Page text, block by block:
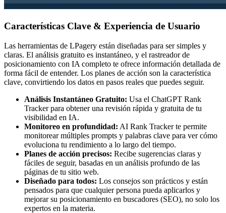
Características Clave & Experiencia de Usuario
Las herramientas de LPagery están diseñadas para ser simples y
claras. El análisis gratuito es instantáneo, y el rastreador de
posicionamiento con IA completo te ofrece información detallada de
forma fácil de entender. Los planes de acción son la característica
clave, convirtiendo los datos en pasos reales que puedes seguir.
Análisis Instantáneo Gratuito: Usa el ChatGPT Rank
Tracker para obtener una revisión rápida y gratuita de tu
visibilidad en IA.
Monitoreo en profundidad: AI Rank Tracker te permite
monitorear múltiples prompts y palabras clave para ver cómo
evoluciona tu rendimiento a lo largo del tiempo.
Planes de acción precisos: Recibe sugerencias claras y
fáciles de seguir, basadas en un análisis profundo de las
páginas de tu sitio web.
Diseñado para todos: Los consejos son prácticos y están
pensados para que cualquier persona pueda aplicarlos y
mejorar su posicionamiento en buscadores (SEO), no solo los
expertos en la materia.